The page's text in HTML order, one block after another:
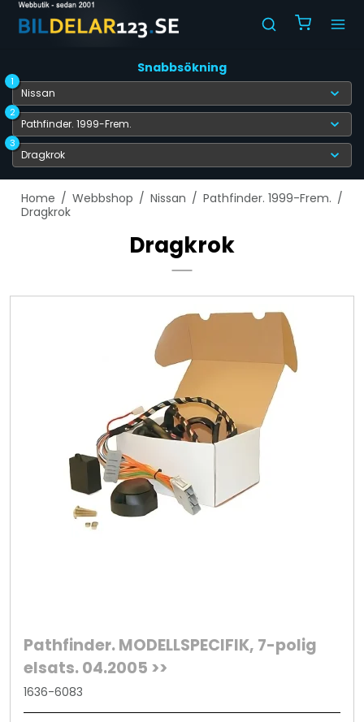
Snabbsökning
1
2
3
Home / Webbshop / Nissan / Pathfinder. 1999-Frem. /
Dragkrok
Dragkrok
Pathfinder. MODELLSPECIFIK, 7-polig
elsats. 04.2005 >>
1636-6083